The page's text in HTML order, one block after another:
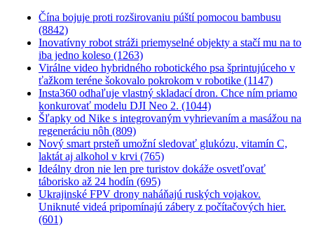
Čína bojuje proti rozširovaniu púští pomocou bambusu
(8842)
Inovatívny robot stráži priemyselné objekty a stačí mu na to
iba jedno koleso (1263)
Virálne video hybridného robotického psa šprintujúceho v
ťažkom teréne šokovalo pokrokom v robotike (1147)
Insta360 odhaľuje vlastný skladací dron. Chce ním priamo
konkurovať modelu DJI Neo 2. (1044)
Šľapky od Nike s integrovaným vyhrievaním a masážou na
regeneráciu nôh (809)
Nový smart prsteň umožní sledovať glukózu, vitamín C,
laktát aj alkohol v krvi (765)
Ideálny dron nie len pre turistov dokáže osvetľovať
táborisko až 24 hodín (695)
Ukrajinské FPV drony naháňajú ruských vojakov.
Uniknuté videá pripomínajú zábery z počítačových hier.
(601)